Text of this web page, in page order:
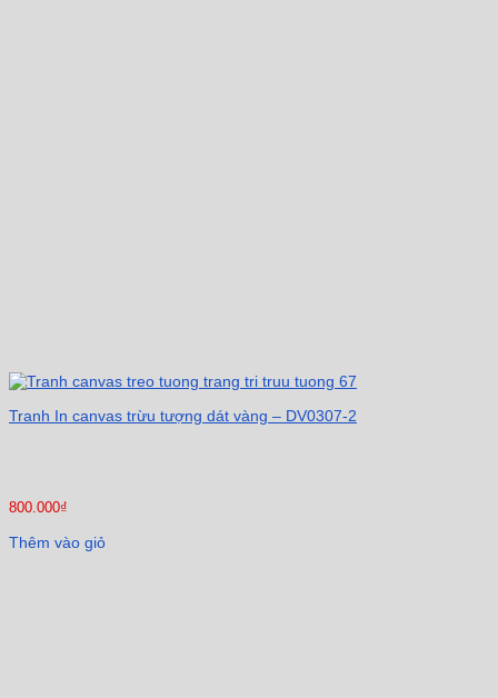
Tranh In canvas trừu tượng dát vàng – DV0307-2
800.000₫
Thêm vào giỏ